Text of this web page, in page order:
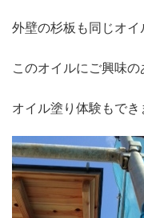
外壁の杉板も同じオイ
このオイルにご興味の
オイル塗り体験もでき